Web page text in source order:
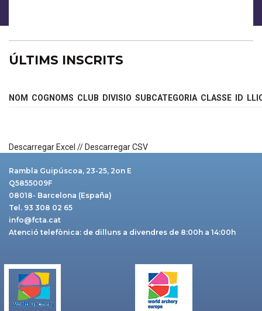
ÚLTIMS INSCRITS
NOM COGNOMS CLUB DIVISIO SUBCATEGORIA CLASSE ID
Descarregar Excel // Descarregar CSV
Rambla Guipúscoa, 23-25, 2on E
Q5855009F
08018- Barcelona (España)
Tel. 93 308 02 65
info@fcta.cat
Atenció telefònica: de dilluns a divendres de 8:00h a 14:00h